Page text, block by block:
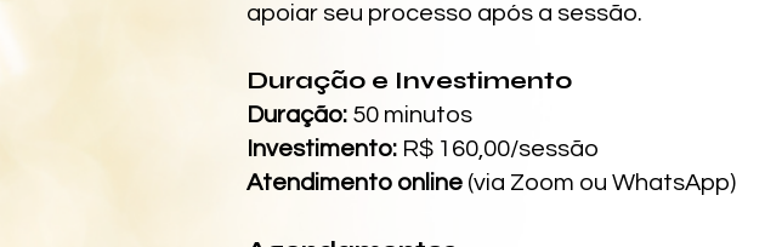
apoiar seu processo após a sessão.
Duração e Investimento
Duração: 50 minutos
Investimento: R$ 160,00/sessão
Atendimento online (via Zoom ou WhatsApp)